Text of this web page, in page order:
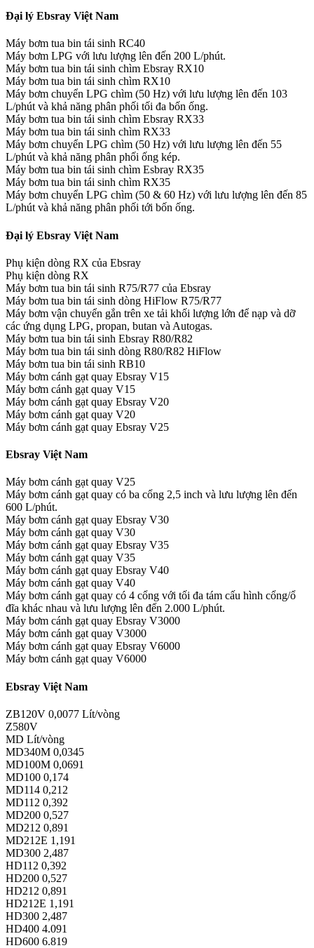
Đại lý Ebsray Việt Nam
Máy bơm tua bin tái sinh RC40
Máy bơm LPG với lưu lượng lên đến 200 L/phút.
Máy bơm tua bin tái sinh chìm Ebsray RX10
Máy bơm tua bin tái sinh chìm RX10
Máy bơm chuyển LPG chìm (50 Hz) với lưu lượng lên đến 103
L/phút và khả năng phân phối tối đa bốn ống.
Máy bơm tua bin tái sinh chìm Ebsray RX33
Máy bơm tua bin tái sinh chìm RX33
Máy bơm chuyển LPG chìm (50 Hz) với lưu lượng lên đến 55
L/phút và khả năng phân phối ống kép.
Máy bơm tua bin tái sinh chìm Esbray RX35
Máy bơm tua bin tái sinh chìm RX35
Máy bơm chuyển LPG chìm (50 & 60 Hz) với lưu lượng lên đến 85
L/phút và khả năng phân phối tới bốn ống.
Đại lý Ebsray Việt Nam
Phụ kiện dòng RX của Ebsray
Phụ kiện dòng RX
Máy bơm tua bin tái sinh R75/R77 của Ebsray
Máy bơm tua bin tái sinh dòng HiFlow R75/R77
Máy bơm vận chuyển gắn trên xe tải khối lượng lớn để nạp và dỡ
các ứng dụng LPG, propan, butan và Autogas.
Máy bơm tua bin tái sinh Ebsray R80/R82
Máy bơm tua bin tái sinh dòng R80/R82 HiFlow
Máy bơm tua bin tái sinh RB10
Máy bơm cánh gạt quay Ebsray V15
Máy bơm cánh gạt quay V15
Máy bơm cánh gạt quay Ebsray V20
Máy bơm cánh gạt quay V20
Máy bơm cánh gạt quay Ebsray V25
Ebsray Việt Nam
Máy bơm cánh gạt quay V25
Máy bơm cánh gạt quay có ba cổng 2,5 inch và lưu lượng lên đến
600 L/phút.
Máy bơm cánh gạt quay Ebsray V30
Máy bơm cánh gạt quay V30
Máy bơm cánh gạt quay Ebsray V35
Máy bơm cánh gạt quay V35
Máy bơm cánh gạt quay Ebsray V40
Máy bơm cánh gạt quay V40
Máy bơm cánh gạt quay có 4 cổng với tối đa tám cấu hình cổng/ổ
đĩa khác nhau và lưu lượng lên đến 2.000 L/phút.
Máy bơm cánh gạt quay Ebsray V3000
Máy bơm cánh gạt quay V3000
Máy bơm cánh gạt quay Ebsray V6000
Máy bơm cánh gạt quay V6000
Ebsray Việt Nam
ZB120V 0,0077 Lít/vòng
Z580V
MD Lít/vòng
MD340M 0,0345
MD100M 0,0691
MD100 0,174
MD114 0,212
MD112 0,392
MD200 0,527
MD212 0,891
MD212E 1,191
MD300 2,487
HD112 0,392
HD200 0,527
HD212 0,891
HD212E 1,191
HD300 2,487
HD400 4.091
HD600 6.819